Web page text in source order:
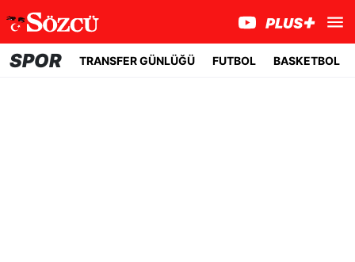
SPOR TRANSFER GÜNLÜĞÜ FUTBOL BASKETBOL